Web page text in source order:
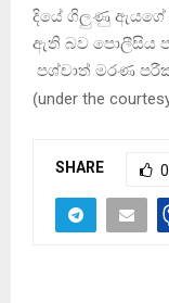
දියේ ගිලුණු ඇයගේ
ඇති බව පොලීසිය
පශ්චාත් මරණ
(under the
SHARE 0